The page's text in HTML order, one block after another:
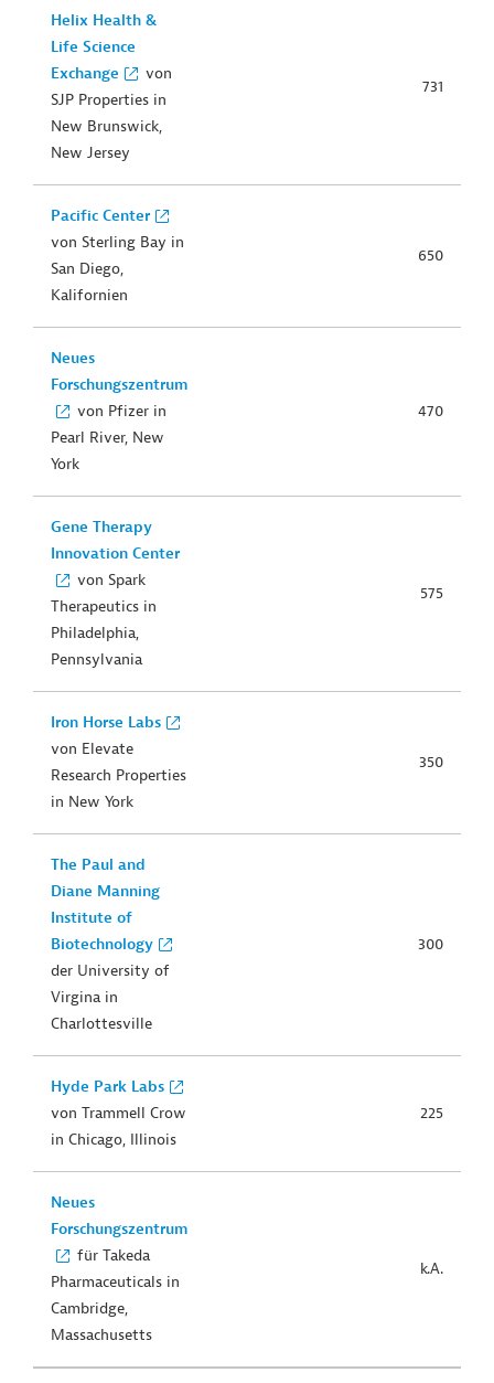
Helix Health &
Life Science
Exchange
von
SJP Properties in
New Brunswick,
New Jersey
731
Pacific Center
von Sterling Bay in
San Diego,
Kalifornien
650
Neues
Forschungszentrum
von Pfizer in
Pearl River, New
York
470
Gene Therapy
Innovation Center
von Spark
Therapeutics in
Philadelphia,
Pennsylvania
575
Iron Horse Labs
von Elevate
Research Properties
in New York
350
The Paul and
Diane Manning
Institute of
Biotechnology
der University of
Virgina in
Charlottesville
300
Hyde Park Labs
von Trammell Crow
in Chicago, Illinois
225
Neues
Forschungszentrum
für Takeda
Pharmaceuticals in
Cambridge,
Massachusetts
k.A.